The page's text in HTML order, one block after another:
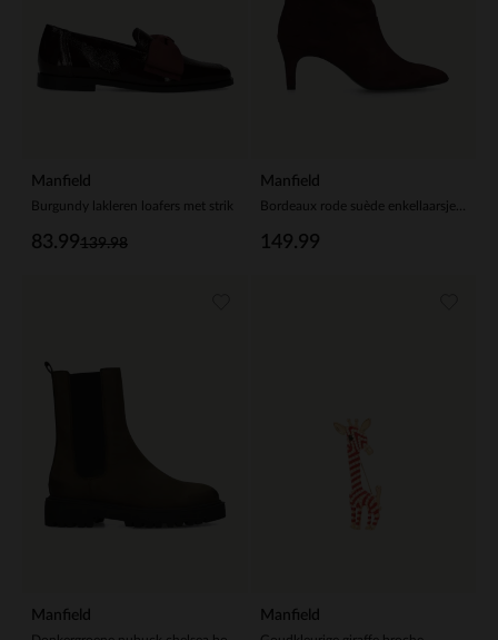
Manfield
Burgundy lakleren loafers met strik
139.98
83.99
Manfield
149.99
Manfield Manfield